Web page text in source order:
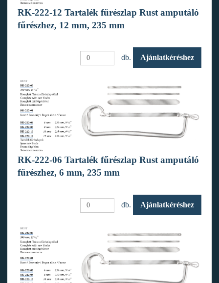
RK-222-12 Tartalék fűrészlap Rust amputáló
fűrészhez, 12 mm, 235 mm
db. Ajánlatkéréshez
RK-222-06 Tartalék fűrészlap Rust amputáló
fűrészhez, 6 mm, 235 mm
db. Ajánlatkéréshez